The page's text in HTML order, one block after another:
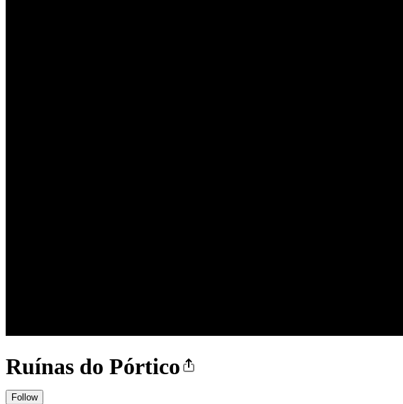
Ruínas do Pórtico
Follow